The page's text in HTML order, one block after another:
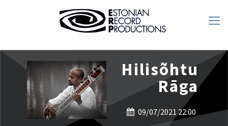
Hilisõhtu
Rāga
09/07/2021 22:00